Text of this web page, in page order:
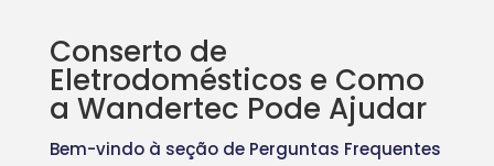
Conserto de
Eletrodomésticos e Como
a Wandertec Pode Ajudar
Bem-vindo à seção de Perguntas Frequentes